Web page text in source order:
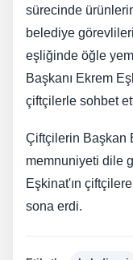
sürecinde
belediye
eşliğinde öğle
Başkanı Ekrem
çiftçilerle sohbet
Çiftçilerin Başkan
memnuniyeti dile
Eşkinat'ın
sona erdi.